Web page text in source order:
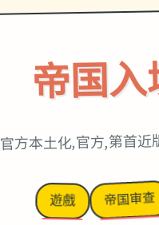
帝国
官方本土化,官方,第首近
遊戲 帝国审查